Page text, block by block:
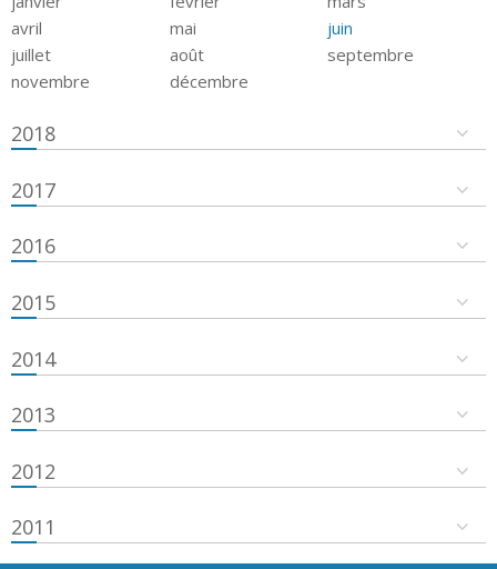
avril
mai
juin
juillet
août
septembre
novembre
décembre
2018
2017
2016
2015
2014
2013
2012
2011